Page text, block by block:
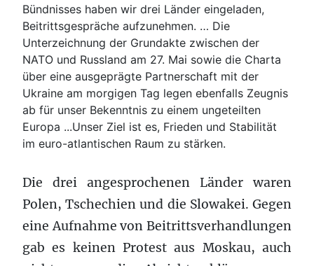
Bündnisses haben wir drei Länder eingeladen,
Beitrittsgespräche aufzunehmen. … Die
Unterzeichnung der Grundakte zwischen der
NATO und Russland am 27. Mai sowie die Charta
über eine ausgeprägte Partnerschaft mit der
Ukraine am morgigen Tag legen ebenfalls Zeugnis
ab für unser Bekenntnis zu einem ungeteilten
Europa ...Unser Ziel ist es, Frieden und Stabilität
im euro-atlantischen Raum zu stärken.
Die drei angesprochenen Länder waren
Polen, Tschechien und die Slowakei. Gegen
eine Aufnahme von Beitrittsverhandlungen
gab es keinen Protest aus Moskau, auch